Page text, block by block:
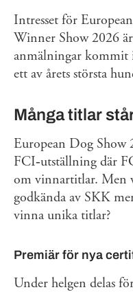
Intresset för
Winner Show 2026
anmälningar kommit
ett av årets största
Många titlar
European Dog
FCI‑utställning där
om vinnartitlar. Men
godkända av SKK
vinna unika titlar?
Premiär för nya
Under helgen delas